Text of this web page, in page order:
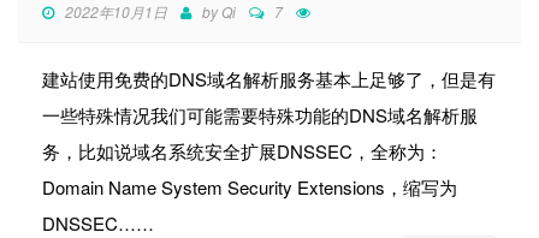
2022年10月1日 byQi 7
建站使用免费的DNS域名解析服务基本上足够了，但是有
一些特殊情况我们可能需要特殊功能的DNS域名解析服
务，比如说域名系统安全扩展DNSSEC，全称为：
Domain Name System Security Extensions，缩写为
DNSSEC……